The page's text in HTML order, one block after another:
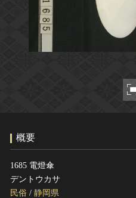
カテゴリで見る
世界遺産と無形文化遺産
全国の美術館・博物館
文化遺産データベース
概要
1685 電燈傘
デントウカサ
民俗 / 静岡県